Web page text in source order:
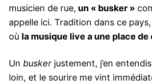
musicien de rue, un « busker »
appelle ici. Tradition dans ce
où la musique live a une place de
Un busker justement, j’en
loin, et le sourire me vint